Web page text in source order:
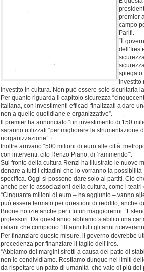
premier
campo
Parifi.
“Il
dell’Ires
spiegato
investito
investito in cultura. Non può essere solo sicuritaria
Per quanto riguarda il capitolo sicurezza
italiana, con investimenti efficaci finalizzati a dare
non a quelle quotidiane e organizzative”.
Il premier ha annunciato “un investimento di 150
saranno utilizzati “per migliorare la strumentazione
riorganizzazione”.
Inoltre arrivano “500 milioni di euro alle città
con interventi, cito Renzo Piano, di ‘rammendo'”.
Sul fronte della cultura Renzi ha illustrato le nuove
donare a tutti i cittadini che lo vorranno la
specifica. Oggi si possono dare solo ai partiti. Ciò
anche per le associazioni della cultura, come i teatri
“Cinquanta milioni di euro – ha aggiunto – vanno
può essere fermato per questioni di reddito, anche
Buone notizie anche per i futuri maggiorenni.
professori. Da quest’anno abbiamo stabilito una
italiani che compiono 18 anni tutti gli anni
Per finanziare queste misure, il governo dovrebbe
precedenza per finanziare il taglio dell’Ires.
“Abbiamo dei margini stretti a causa del patto di
non le condividiamo. Restiamo dunque nei limiti
da rispettare un patto di umanità che vale di più del